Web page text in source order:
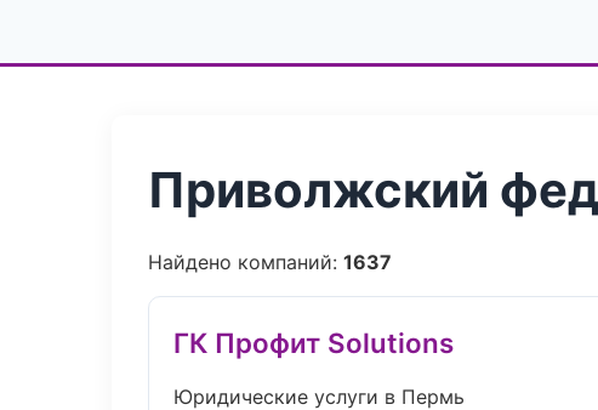
Приволжский
Найдено компаний: 1637
ГК Профит Solutions
Юридические услуги в Пермь